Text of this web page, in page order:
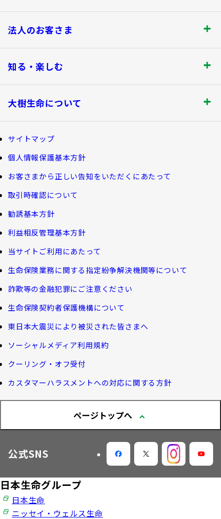
お手続きのご案内
保険金・給付金のお支払いについて
契約内容の確認・変更
書類の再発行
満期保険金などのご請求
資金の引出し
保険料の払込み・貸付金のご返済
マイナンバーカードによるお手続き
その他のお手続き
ご契約者さま向けサービス
諸利率のお知らせ
お客さま宛通知「大樹生命からのお知ら
せ」について
生命保険料控除制度について
Web版「ご契約のしおり－約款」
保険をご検討のお客さま トップ
商品を選ぶ
探してみよう！あなたにぴったりな保険
生命保険商品一覧
損害保険商品
生命保険について知る
大樹あんしんナビゲーター
法人のお客さま
法人のお客さま トップ
各都道府県中小企業団体中央会の会員の
皆さま
福利厚生制度関連
福利厚生制度等
ガイドブック「団体保険における保険金・給付金
のご請求手続きとお支払いについて」
大樹 企業保険ダイレクトシステム（団体保険の
各種照会・お手続きサービス）
団体年金制度関連
団体年金制度
団体年金運用商品
確定給付企業年金オンラインサービス（CPBS）
企業年金の事務再委託先変更について（契約者さ
ま専用サイト）
企業保険特別勘定運用実績照会サービス
知る・楽しむ
知る・楽しむ トップ
大樹生命ブログ
お金について知る
公的保障試算ツール
相続税シミュレーション
教育費シミュレーター
長生き診断
体内環境チェック
認知症について知る
大樹の認知症サポートサービス
認知症コラム
認知機能チェック
大樹らいふ倶楽部紹介
大樹生命について
大樹生命について トップ
トップメッセージ
会社情報
業績案内
お客さま本位の業務運営
サステナビリティ経営
機関投資家としての役割
大樹生命 CM紹介
サイトマップ
個人情報保護基本方針
お客さまから正しい告知をいただくにあたって
取引時確認について
勧誘基本方針
利益相反管理基本方針
当サイトご利用にあたって
生命保険業務に関する指定紛争解決機関等について
詐欺等の金融犯罪にご注意ください
生命保険契約者保護機構について
東日本大震災により被災された皆さまへ
ソーシャルメディア利用規約
クーリング・オフ受付
カスタマーハラスメントへの対応に関する方針
ページトップへ
公式SNS
日本生命グループ
日本生命
ニッセイ・ウェルス生命